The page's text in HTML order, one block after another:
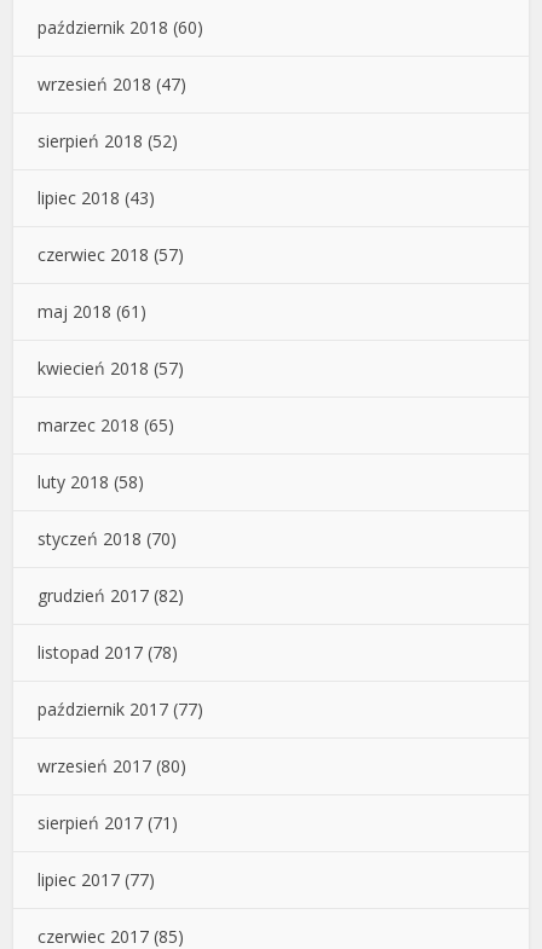
październik 2018 (60)
wrzesień 2018 (47)
sierpień 2018 (52)
lipiec 2018 (43)
czerwiec 2018 (57)
maj 2018 (61)
kwiecień 2018 (57)
marzec 2018 (65)
luty 2018 (58)
styczeń 2018 (70)
grudzień 2017 (82)
listopad 2017 (78)
październik 2017 (77)
wrzesień 2017 (80)
sierpień 2017 (71)
lipiec 2017 (77)
czerwiec 2017 (85)